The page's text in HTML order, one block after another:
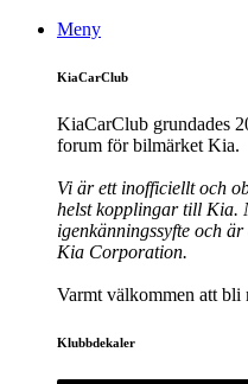
Meny
KiaCarClub
KiaCarClub grundades
forum för bilmärket Kia.
Vi är ett inofficiellt och
helst kopplingar till Kia.
igenkänningssyfte och
Kia Corporation.
Varmt välkommen att bli
Klubbdekaler